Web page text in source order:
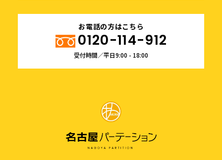
お電話の方はこちら
0120-114-912
受付時間／平日9:00 - 18:00